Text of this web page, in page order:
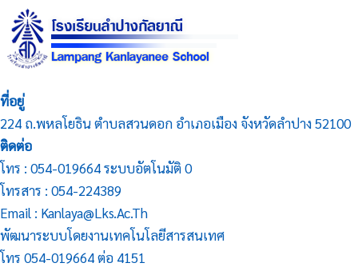
ที่อยู่
224 ถ.พหลโยธิน ตำบลสวนดอก อำเภอเมือง จังหวัดลำปาง 52100
ติดต่อ
โทร : 054-019664 ระบบอัตโนมัติ 0
โทรสาร : 054-224389
Email : Kanlaya@lks.ac.th
พัฒนาระบบโดยงานเทคโนโลยีสารสนเทศ
โทร 054-019664 ต่อ 4151